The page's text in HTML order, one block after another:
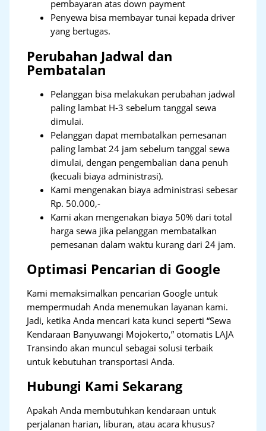
pembayaran atas down payment
Penyewa bisa membayar tunai kepada driver
yang bertugas.
Perubahan Jadwal dan
Pembatalan
Pelanggan bisa melakukan perubahan jadwal
paling lambat H-3 sebelum tanggal sewa
dimulai.
Pelanggan dapat membatalkan pemesanan
paling lambat 24 jam sebelum tanggal sewa
dimulai, dengan pengembalian dana penuh
(kecuali biaya administrasi).
Kami mengenakan biaya administrasi sebesar
Rp. 50.000,-
Kami akan mengenakan biaya 50% dari total
harga sewa jika pelanggan membatalkan
pemesanan dalam waktu kurang dari 24 jam.
Optimasi Pencarian di Google
Kami memaksimalkan pencarian Google untuk
mempermudah Anda menemukan layanan kami.
Jadi, ketika Anda mencari kata kunci seperti “Sewa
Kendaraan Banyuwangi Mojokerto,” otomatis LAJA
Transindo akan muncul sebagai solusi terbaik
untuk kebutuhan transportasi Anda.
Hubungi Kami Sekarang
Apakah Anda membutuhkan kendaraan untuk
perjalanan harian, liburan, atau acara khusus?